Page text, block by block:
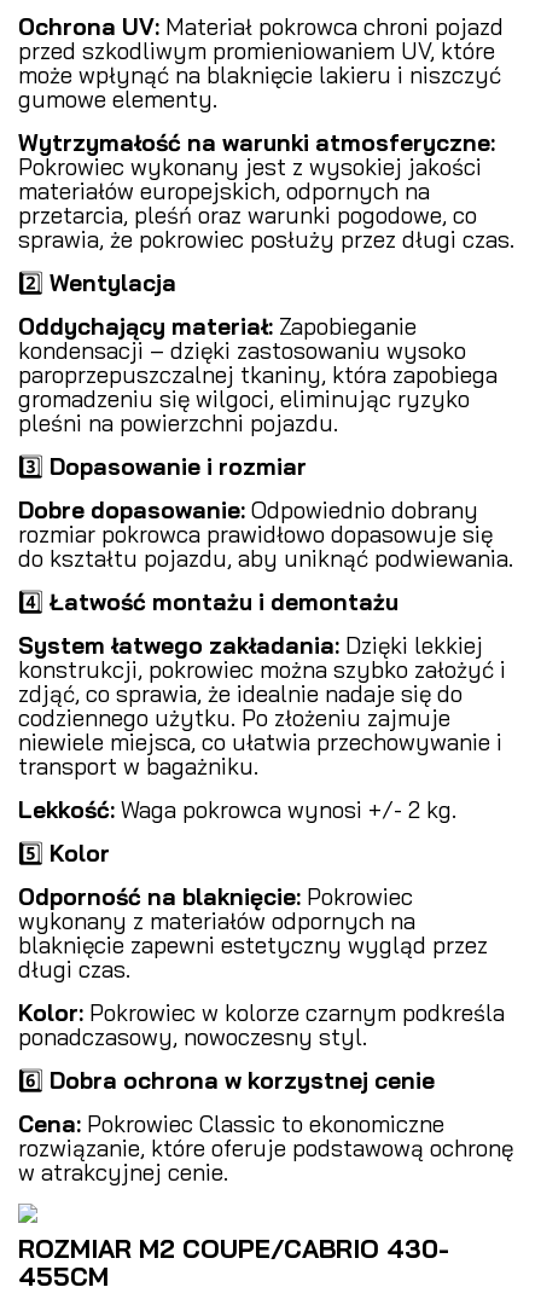
Ochrona UV: Materiał pokrowca chroni pojazd
przed szkodliwym promieniowaniem UV, które
może wpłynąć na blaknięcie lakieru i niszczyć
gumowe elementy.
Wytrzymałość na warunki atmosferyczne:
Pokrowiec wykonany jest z wysokiej jakości
materiałów europejskich, odpornych na
przetarcia, pleśń oraz warunki pogodowe, co
sprawia, że pokrowiec posłuży przez długi czas.
2️⃣ Wentylacja
Oddychający materiał: Zapobieganie
kondensacji – dzięki zastosowaniu wysoko
paroprzepuszczalnej tkaniny, która zapobiega
gromadzeniu się wilgoci, eliminując ryzyko
pleśni na powierzchni pojazdu.
3️⃣ Dopasowanie i rozmiar
Dobre dopasowanie: Odpowiednio dobrany
rozmiar pokrowca prawidłowo dopasowuje się
do kształtu pojazdu, aby uniknąć podwiewania.
4️⃣ Łatwość montażu i demontażu
System łatwego zakładania: Dzięki lekkiej
konstrukcji, pokrowiec można szybko założyć i
zdjąć, co sprawia, że idealnie nadaje się do
codziennego użytku. Po złożeniu zajmuje
niewiele miejsca, co ułatwia przechowywanie i
transport w bagażniku.
Lekkość: Waga pokrowca wynosi +/- 2 kg.
5️⃣ Kolor
Odporność na blaknięcie: Pokrowiec
wykonany z materiałów odpornych na
blaknięcie zapewni estetyczny wygląd przez
długi czas.
Kolor: Pokrowiec w kolorze czarnym podkreśla
ponadczasowy, nowoczesny styl.
6️⃣ Dobra ochrona w korzystnej cenie
Cena: Pokrowiec Classic to ekonomiczne
rozwiązanie, które oferuje podstawową ochronę
w atrakcyjnej cenie.
ROZMIAR M2 COUPE/CABRIO 430-
455CM